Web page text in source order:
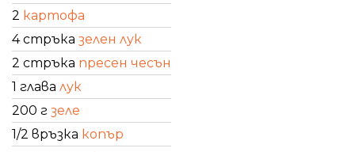
2 картофа
4 стръка зелен лук
2 стръка пресен чесън
1 глава лук
200 г зеле
1/2 връзка копър